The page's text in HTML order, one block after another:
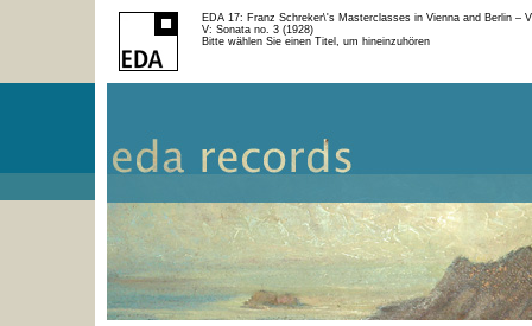
EDA 17: Franz Schreker\'s Masterclasses in Vienna and Berlin –
V: Sonata no. 3 (1928)
Bitte wählen Sie einen Titel, um hineinzuhören